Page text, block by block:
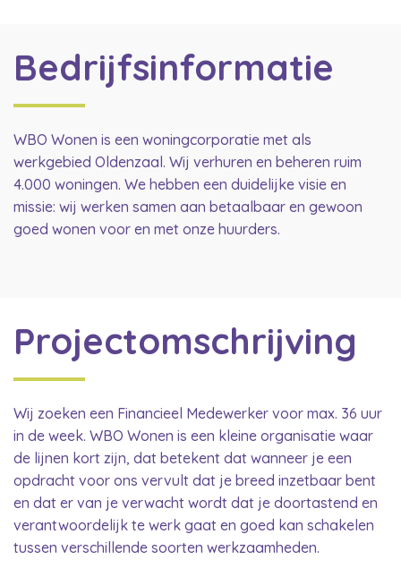
Bedrijfsinformatie
WBO Wonen is een woningcorporatie met als
werkgebied Oldenzaal. Wij verhuren en beheren ruim
4.000 woningen. We hebben een duidelijke visie en
missie: wij werken samen aan betaalbaar en gewoon
goed wonen voor en met onze huurders.
Projectomschrijving
Wij zoeken een Financieel Medewerker voor max. 36 uur
in de week. WBO Wonen is een kleine organisatie waar
de lijnen kort zijn, dat betekent dat wanneer je een
opdracht voor ons vervult dat je breed inzetbaar bent
en dat er van je verwacht wordt dat je doortastend en
verantwoordelijk te werk gaat en goed kan schakelen
tussen verschillende soorten werkzaamheden.